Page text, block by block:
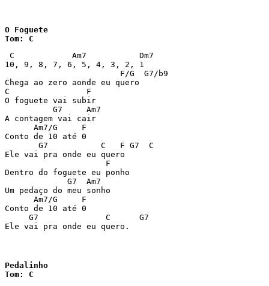
O Foguete
Tom: C
C            Am7           Dm7
10, 9, 8, 7, 6, 5, 4, 3, 2, 1
                        F/G  G7/b9
Chega ao zero aonde eu quero
C                F
O foguete vai subir
          G7     Am7
A contagem vai cair
      Am7/G     F
Conto de 10 até 0
       G7           C   F G7  C
Ele vai pra onde eu quero
                     F
Dentro do foguete eu ponho
             G7  Am7
Um pedaço do meu sonho
      Am7/G     F
Conto de 10 até 0
     G7              C      G7
Ele vai pra onde eu quero.
Pedalinho
Tom: C